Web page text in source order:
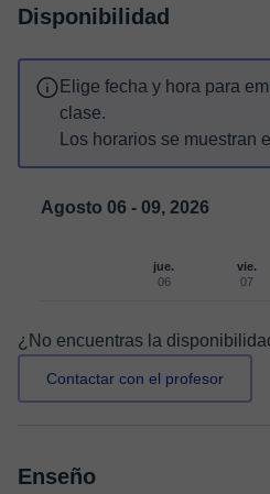
Disponibilidad
Elige fecha y hora para
clase.
Los horarios se muestran
Agosto 06 - 09, 2026
jue.
06
vie.
07
¿No encuentras la
Contactar con el profesor
Enseño